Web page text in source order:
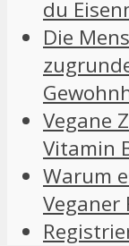
du
Die
Vegane
Vitamin
Warum